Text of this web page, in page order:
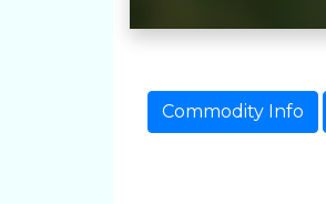
Commodity Info